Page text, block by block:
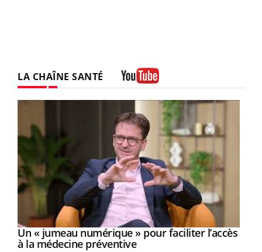
LA CHAÎNE SANTÉ
Youtube
Un « jumeau numérique » pour faciliter l’accès
à la médecine préventiveYoutube